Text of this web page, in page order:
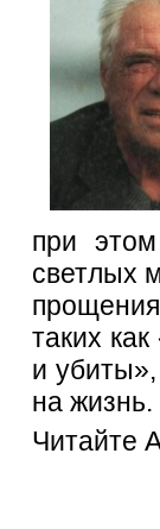
при
светлых
таких
и убиты»,
на жизнь.
Читайте